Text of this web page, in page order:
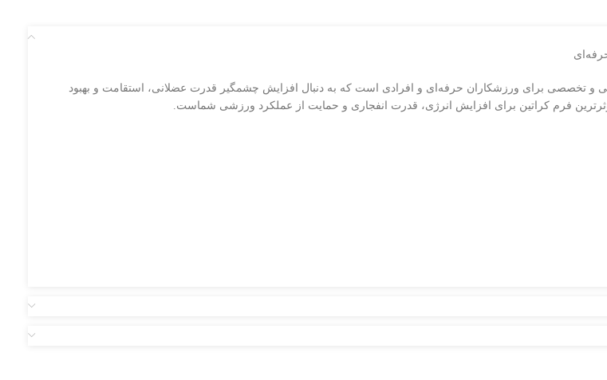
اولیه باکیفیت، گزینه‌ای علمی و تخصصی برای ورزشکاران حرفه‌ای و افرادی است که به دنبال افزایش چشمگیر قدرت عضلانی، استقامت و بهبود